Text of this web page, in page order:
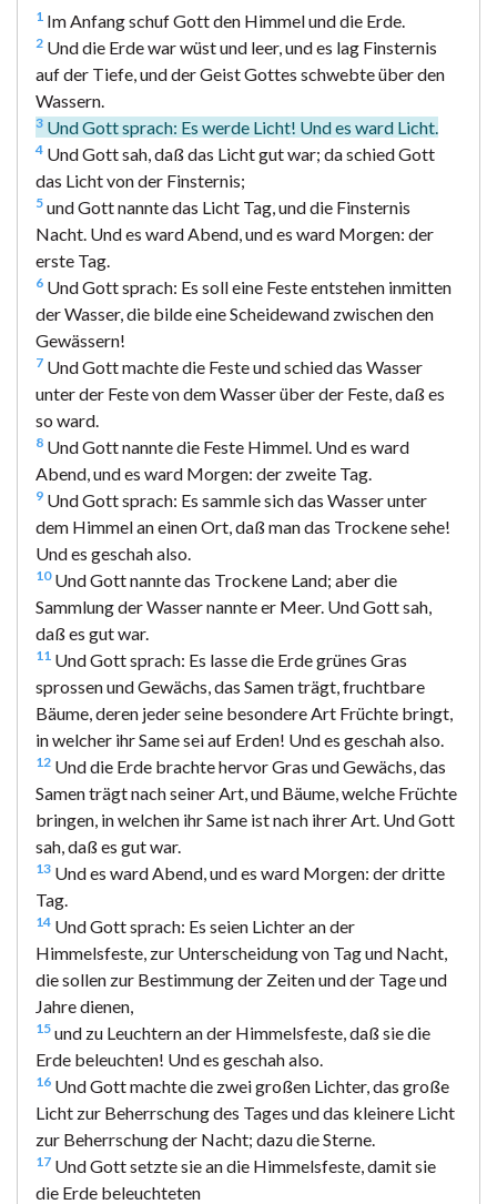
1 Im Anfang schuf Gott den Himmel und die Erde.
2 Und die Erde war wüst und leer, und es lag Finsternis
auf der Tiefe, und der Geist Gottes schwebte über den
Wassern.
3 Und Gott sprach: Es werde Licht! Und es ward Licht.
4 Und Gott sah, daß das Licht gut war; da schied Gott
das Licht von der Finsternis;
5 und Gott nannte das Licht Tag, und die Finsternis
Nacht. Und es ward Abend, und es ward Morgen: der
erste Tag.
6 Und Gott sprach: Es soll eine Feste entstehen inmitten
der Wasser, die bilde eine Scheidewand zwischen den
Gewässern!
7 Und Gott machte die Feste und schied das Wasser
unter der Feste von dem Wasser über der Feste, daß es
so ward.
8 Und Gott nannte die Feste Himmel. Und es ward
Abend, und es ward Morgen: der zweite Tag.
9 Und Gott sprach: Es sammle sich das Wasser unter
dem Himmel an einen Ort, daß man das Trockene sehe!
Und es geschah also.
10Und Gott nannte das Trockene Land; aber die
Sammlung der Wasser nannte er Meer. Und Gott sah,
daß es gut war.
11 Und Gott sprach: Es lasse die Erde grünes Gras
sprossen und Gewächs, das Samen trägt, fruchtbare
Bäume, deren jeder seine besondere Art Früchte bringt,
in welcher ihr Same sei auf Erden! Und es geschah also.
12 Und die Erde brachte hervor Gras und Gewächs, das
Samen trägt nach seiner Art, und Bäume, welche Früchte
bringen, in welchen ihr Same ist nach ihrer Art. Und Gott
sah, daß es gut war.
13 Und es ward Abend, und es ward Morgen: der dritte
Tag.
14 Und Gott sprach: Es seien Lichter an der
Himmelsfeste, zur Unterscheidung von Tag und Nacht,
die sollen zur Bestimmung der Zeiten und der Tage und
Jahre dienen,
15 und zu Leuchtern an der Himmelsfeste, daß sie die
Erde beleuchten! Und es geschah also.
16 Und Gott machte die zwei großen Lichter, das große
Licht zur Beherrschung des Tages und das kleinere Licht
zur Beherrschung der Nacht; dazu die Sterne.
17 Und Gott setzte sie an die Himmelsfeste, damit sie
die Erde beleuchteten